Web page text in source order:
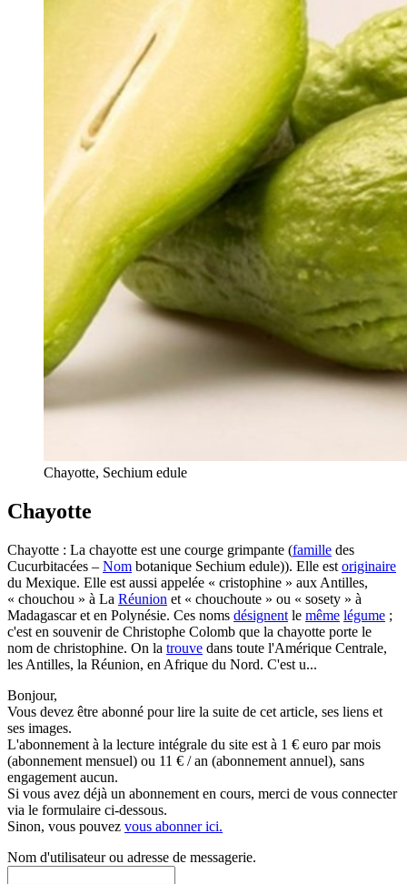
Chayotte, Sechium edule
Chayotte
Chayotte : La chayotte est une courge grimpante (famille des
Cucurbitacées – Nom botanique Sechium edule)). Elle est originaire
du Mexique. Elle est aussi appelée « cristophine » aux Antilles,
« chouchou » à La Réunion et « chouchoute » ou « sosety » à
Madagascar et en Polynésie. Ces noms désignent le même légume ;
c'est en souvenir de Christophe Colomb que la chayotte porte le
nom de christophine. On la trouve dans toute l'Amérique Centrale,
les Antilles, la Réunion, en Afrique du Nord. C'est u...
Bonjour,
Vous devez être abonné pour lire la suite de cet article, ses liens et
ses images.
L'abonnement à la lecture intégrale du site est à 1 € euro par mois
(abonnement mensuel) ou 11 € / an (abonnement annuel), sans
engagement aucun.
Si vous avez déjà un abonnement en cours, merci de vous connecter
via le formulaire ci-dessous.
Sinon, vous pouvez vous abonner ici.
Nom d'utilisateur ou adresse de messagerie.